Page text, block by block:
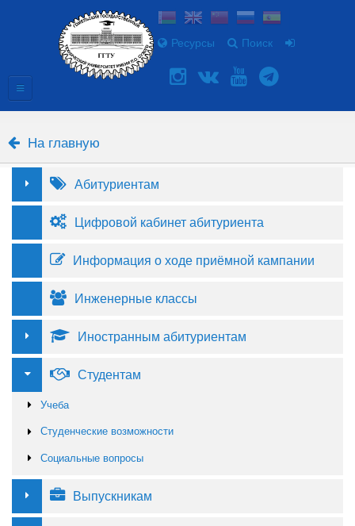
Ресурсы Поиск
На главную
Абитуриентам
Цифровой кабинет абитуриента
Информация о ходе приёмной кампании
Инженерные классы
Иностранным абитуриентам
Студентам
Учеба
Студенческие возможности
Социальные вопросы
Выпускникам